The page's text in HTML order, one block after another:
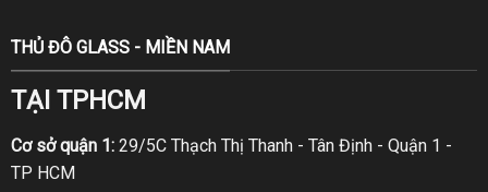
THỦ ĐÔ GLASS - MIỀN NAM
TẠI TPHCM
Cơ sở quận 1:29/5C Thạch Thị Thanh - Tân Định - Quận 1 -
TP HCM